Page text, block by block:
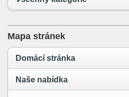
Mapa stránek
Domácí stránka
Naše nabídka